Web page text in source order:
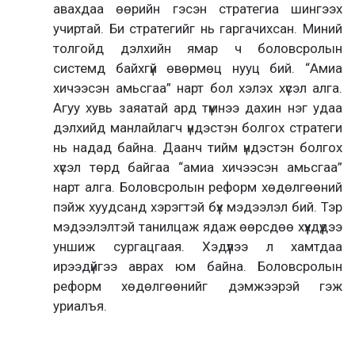
авахдаа өөрийн гэсэн стратегиа шингээх
учиртай. Би стратегийг нь гаргачихсан. Миний
толгойд дэлхийн ямар ч боловсролын
системд байхгүй өвөрмөц нууц бий. “Амиа
хичээсэн амьсгаа” нарт бол хэлэх хүсэл алга.
Агуу хувь заяатай ард түмнээ дахин нэг удаа
дэлхийд манлайлагч үндэстэн болгох стратеги
нь надад байна. Даанч тийм үндэстэн болгох
хүсэл төрд байгаа “амиа хичээсэн амьсгаа”
нарт алга. Боловсролын реформ хөдөлгөөний
пэйж хуудсанд хэрэгтэй бүх мэдээлэл бий. Тэр
мэдээлэлтэй танилцаж ядаж өөрсдөө хүүхдүүдээ
уншиж сургацгаая. Хэдүүлээ л хамтдаа
ирээдүйгээ аврах юм байна. Боловсролын
реформ хөдөлгөөнийг дэмжээрэй гэж
уриалъя.